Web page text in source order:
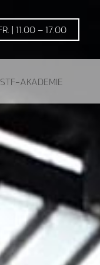
DI.-FR. | 11.00 – 17.00
STF-AKADEMIE